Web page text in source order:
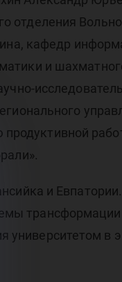
отделения
кафедр
и
и
трансформации
университетом в